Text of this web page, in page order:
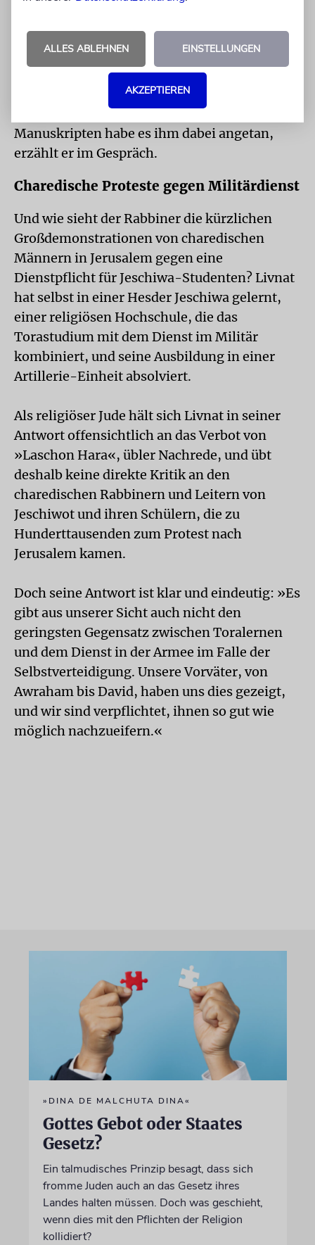
Station: Livnat schreibt am dortigen
University College gerade seine Doktorarbeit
zum Thema »Der jüdische Kalender in der
Zeit zwischen dem 12. und 14. Jahrhundert«.
Vor allem die Arbeit mit mittelalterlichen
Manuskripten habe es ihm dabei angetan,
erzählt er im Gespräch.
Charedische Proteste gegen Militärdienst
Und wie sieht der Rabbiner die kürzlichen
Großdemonstrationen von charedischen
Männern in Jerusalem gegen eine
Dienstpflicht für Jeschiwa-Studenten? Livnat
hat selbst in einer Hesder Jeschiwa gelernt,
einer religiösen Hochschule, die das
Torastudium mit dem Dienst im Militär
kombiniert, und seine Ausbildung in einer
Artillerie-Einheit absolviert.
Als religiöser Jude hält sich Livnat in seiner
Antwort offensichtlich an das Verbot von
»Laschon Hara«, übler Nachrede, und übt
deshalb keine direkte Kritik an den
charedischen Rabbinern und Leitern von
Jeschiwot und ihren Schülern, die zu
Hunderttausenden zum Protest nach
Jerusalem kamen.
Doch seine Antwort ist klar und eindeutig: »Es
gibt aus unserer Sicht auch nicht den
geringsten Gegensatz zwischen Toralernen
und dem Dienst in der Armee im Falle der
Selbstverteidigung. Unsere Vorväter, von
Awraham bis David, haben uns dies gezeigt,
und wir sind verpflichtet, ihnen so gut wie
möglich nachzueifern.«
»DINA DE MALCHUTA DINA«
Gottes Gebot oder Staates
Gesetz?
Ein talmudisches Prinzip besagt, dass sich
fromme Juden auch an das Gesetz ihres
Landes halten müssen. Doch was geschieht,
wenn dies mit den Pflichten der Religion
kollidiert?
ALLES ABLEHNEN EINSTELLUNGEN
AKZEPTIEREN